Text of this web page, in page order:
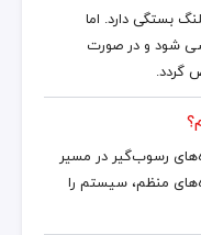
بستگی دارد. اما
شود و در صورت
گردد.
رسوب‌گیر در مسیر
منظم، سیستم را